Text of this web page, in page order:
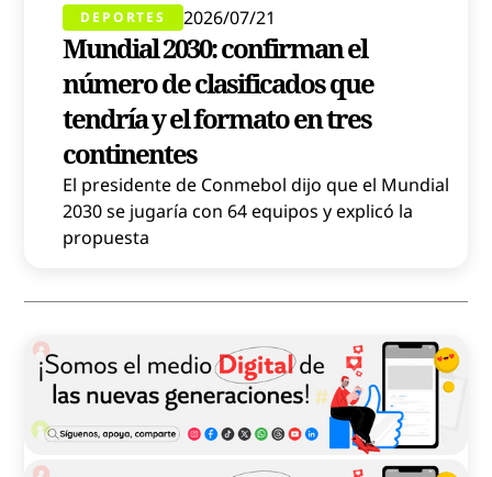
DEPORTES 2026/07/21
Mundial 2030: confirman el
número de clasificados que
tendría y el formato en tres
continentes
El presidente de Conmebol dijo que el Mundial
2030 se jugaría con 64 equipos y explicó la
propuesta